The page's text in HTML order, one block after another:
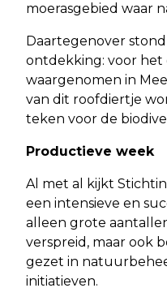
moerasgebied waar
Daartegenover
ontdekking: voor het
waargenomen in
van dit roofdiertje
teken voor de
Productieve week
Al met al kijkt
een intensieve en
alleen grote
verspreid, maar ook
gezet in
initiatieven.